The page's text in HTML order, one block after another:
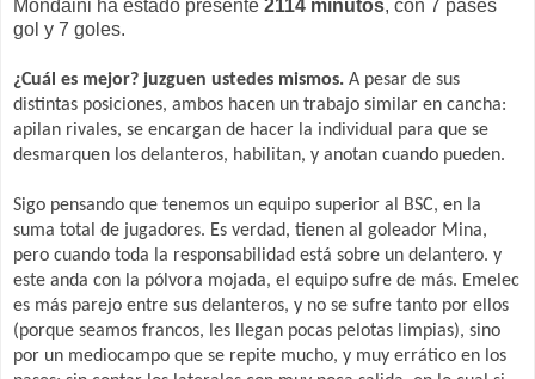
Mondaini ha estado presente 2114 minutos, con 7 pases
gol y 7 goles.
¿Cuál es mejor? juzguen ustedes mismos. A pesar de sus
distintas posiciones, ambos hacen un trabajo similar en cancha:
apilan rivales, se encargan de hacer la individual para que se
desmarquen los delanteros, habilitan, y anotan cuando pueden.
Sigo pensando que tenemos un equipo superior al BSC, en la
suma total de jugadores. Es verdad, tienen al goleador Mina,
pero cuando toda la responsabilidad está sobre un delantero. y
este anda con la pólvora mojada, el equipo sufre de más. Emelec
es más parejo entre sus delanteros, y no se sufre tanto por ellos
(porque seamos francos, les llegan pocas pelotas limpias), sino
por un mediocampo que se repite mucho, y muy errático en los